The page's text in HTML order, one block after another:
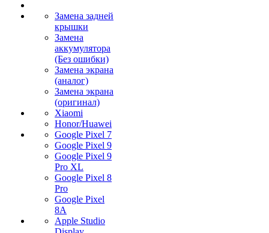
Замена задней
крышки
Замена
аккумулятора
(Без ошибки)
Замена экрана
(аналог)
Замена экрана
(оригинал)
Xiaomi
Honor/Huawei
Google Pixel 7
Google Pixel 9
Google Pixel 9
Pro XL
Google Pixel 8
Pro
Google Pixel
8A
Apple Studio